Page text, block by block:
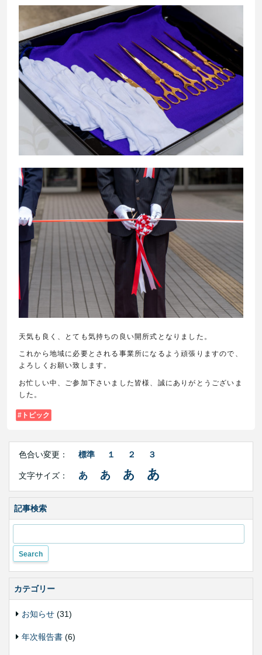
天気も良く、とても気持ちの良い開所式となりました。
これから地域に必要とされる事業所になるよう頑張りますので、
よろしくお願い致します。
お忙しい中、ご参加下さいました皆様、誠にありがとうございま
した。
トピック
Right
Contents
合
変
色合い変更： 標準 １ ２ ３
文字サイズ： あ あ あ あ
記事検索
カテゴリー
お知らせ (31)
年次報告書 (6)